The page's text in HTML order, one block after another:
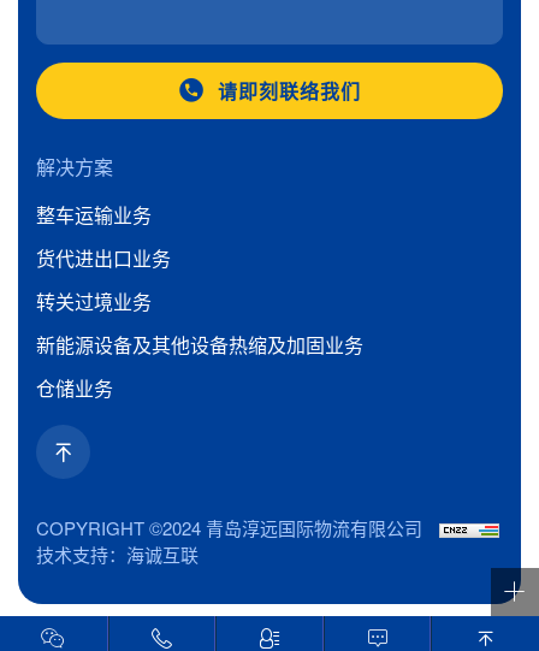
请即刻联络我们
解决方案
整车运输业务
货代进出口业务
转关过境业务
新能源设备及其他设备热缩及加固业务
仓储业务
COPYRIGHT ©2024 青岛淳远国际物流有限公司
技术支持：海诚互联